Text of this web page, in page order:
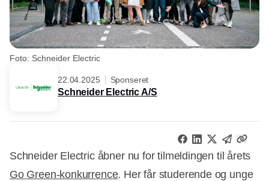
Foto: Schneider Electric
22.04.2025 Sponseret
Schneider Electric A/S
Schneider Electric åbner nu for tilmeldingen til årets
Go Green-konkurrence. Her får studerende og unge